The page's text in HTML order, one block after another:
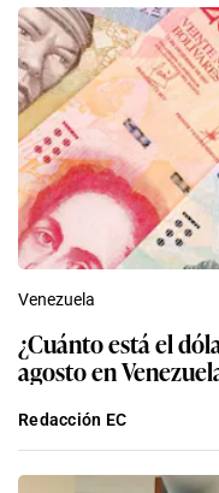
Venezuela
¿Cuánto está el
agosto en
Redacción EC